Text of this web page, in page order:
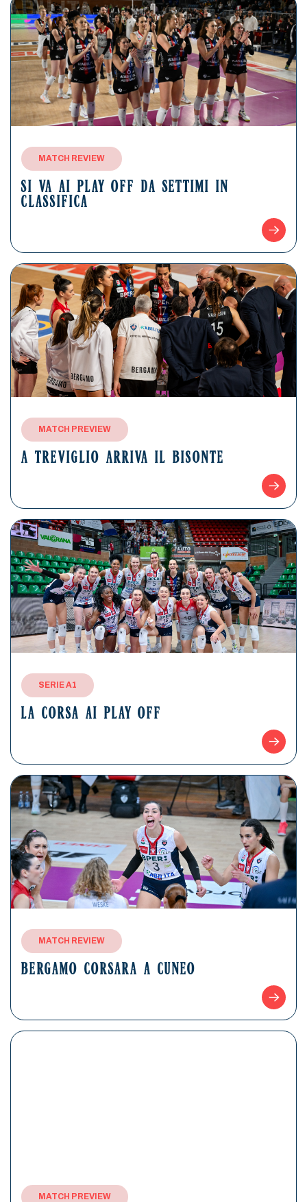
MATCH REVIEW
SI VA AI PLAY OFF DA SETTIMI IN
CLASSIFICA
MATCH PREVIEW
A TREVIGLIO ARRIVA IL BISONTE
SERIE A1
LA CORSA AI PLAY OFF
MATCH REVIEW
BERGAMO CORSARA A CUNEO
MATCH PREVIEW